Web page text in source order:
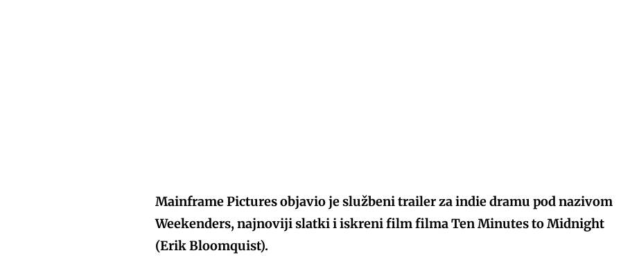
Mainframe Pictures objavio je službeni trailer za indie dramu pod nazivom
Weekenders, najnoviji slatki i iskreni film filma Ten Minutes to Midnight
(Erik Bloomquist).